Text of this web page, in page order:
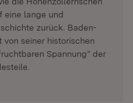
eine lange und
zurück. Baden-
seiner historischen
Spannung” der